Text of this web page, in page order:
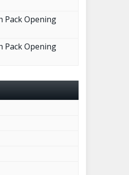
Pack Opening
Pack Opening